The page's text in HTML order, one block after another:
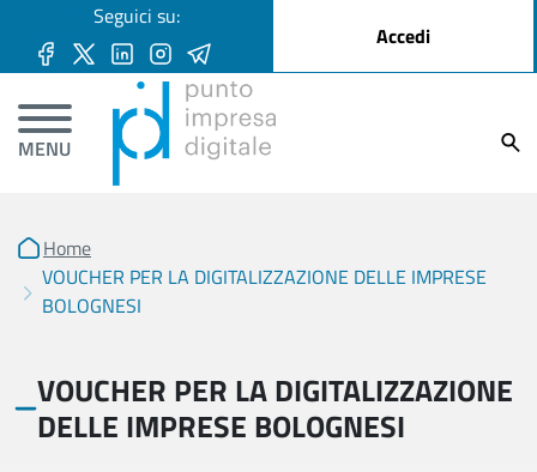
Seguici su: User account menu
Accedi
MENU
Home
VOUCHER PER LA DIGITALIZZAZIONE DELLE IMPRESE
BOLOGNESI
VOUCHER PER LA DIGITALIZZAZIONE
DELLE IMPRESE BOLOGNESI